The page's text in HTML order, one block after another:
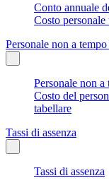
Conto annuale
Costo
Personale non a
Personale non
Costo del
tabellare
Tassi di assenza
Tassi di assenza